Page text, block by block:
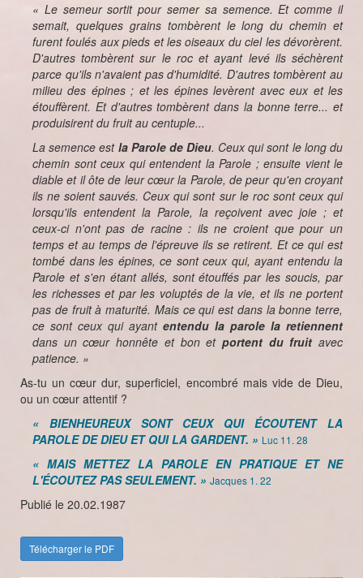
« Le semeur sortit pour semer sa semence. Et comme il
semait, quelques grains tombèrent le long du chemin et
furent foulés aux pieds et les oiseaux du ciel les dévorèrent.
D'autres tombèrent sur le roc et ayant levé ils séchèrent
parce qu'ils n'avaient pas d'humidité. D'autres tombèrent au
milieu des épines ; et les épines levèrent avec eux et les
étouffèrent. Et d'autres tombèrent dans la bonne terre... et
produisirent du fruit au centuple...
La semence est la Parole de Dieu. Ceux qui sont le long du
chemin sont ceux qui entendent la Parole ; ensuite vient le
diable et il ôte de leur cœur la Parole, de peur qu'en croyant
ils ne soient sauvés. Ceux qui sont sur le roc sont ceux qui
lorsqu'ils entendent la Parole, la reçoivent avec joie ; et
ceux-ci n'ont pas de racine : ils ne croient que pour un
temps et au temps de l'épreuve ils se retirent. Et ce qui est
tombé dans les épines, ce sont ceux qui, ayant entendu la
Parole et s'en étant allés, sont étouffés par les soucis, par
les richesses et par les voluptés de la vie, et ils ne portent
pas de fruit à maturité. Mais ce qui est dans la bonne terre,
ce sont ceux qui ayant entendu la parole la retiennent
dans un cœur honnête et bon et portent du fruit avec
patience. »
As-tu un cœur dur, superficiel, encombré mais vide de Dieu,
ou un cœur attentif ?
« BIENHEUREUX SONT CEUX QUI ÉCOUTENT LA
PAROLE DE DIEU ET QUI LA GARDENT. » Luc 11. 28
« MAIS METTEZ LA PAROLE EN PRATIQUE ET NE
L'ÉCOUTEZ PAS SEULEMENT. » Jacques 1. 22
Publié le 20.02.1987
Télécharger le PDF